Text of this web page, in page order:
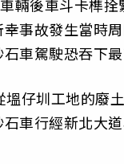
輛後車斗卡榫
事故發生當時
車駕駛恐吞下
仔圳工地的廢
車行經新北大